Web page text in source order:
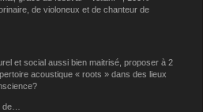
de violoneux et de chanteur de
et social aussi bien maitrisé, proposer à 2
acoustique « roots » dans des lieux
de…